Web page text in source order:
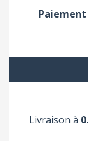
Paiement
Livraison à